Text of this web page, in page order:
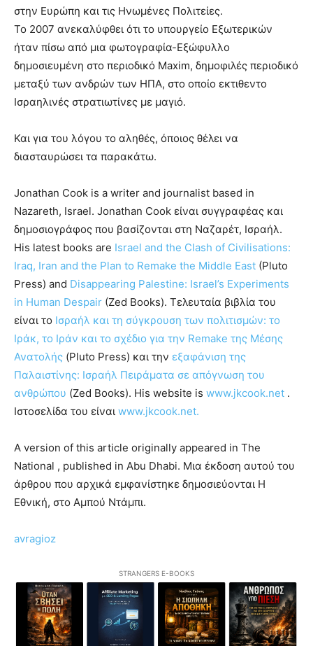
στην Ευρώπη και τις Ηνωμένες Πολιτείες.
Το 2007 ανεκαλύφθει ότι το υπουργείο Εξωτερικών
ήταν πίσω από μια φωτογραφία-Εξώφυλλο
δημοσιευμένη στο περιοδικό Maxim, δημοφιλές περιοδικό
μεταξύ των ανδρών των ΗΠΑ, στο οποίο εκτιθεντο
Ισραηλινές στρατιωτίνες με μαγιό.
Και για του λόγου το αληθές, όποιος θέλει να
διασταυρώσει τα παρακάτω.
Jonathan Cook is a writer and journalist based in
Nazareth, Israel. Jonathan Cook είναι συγγραφέας και
δημοσιογράφος που βασίζονται στη Ναζαρέτ, Ισραήλ.
His latest books are Israel and the Clash of Civilisations:
Iraq, Iran and the Plan to Remake the Middle East (Pluto
Press) and Disappearing Palestine: Israel’s Experiments
in Human Despair (Zed Books). Τελευταία βιβλία του
είναι το Ισραήλ και τη σύγκρουση των πολιτισμών: το
Ιράκ, το Ιράν και το σχέδιο για την Remake της Μέσης
Ανατολής (Pluto Press) και την εξαφάνιση της
Παλαιστίνης: Ισραήλ Πειράματα σε απόγνωση του
ανθρώπου (Zed Books). His website is www.jkcook.net .
Ιστοσελίδα του είναι www.jkcook.net.
A version of this article originally appeared in The
National , published in Abu Dhabi. Μια έκδοση αυτού του
άρθρου που αρχικά εμφανίστηκε δημοσιεύονται Η
Εθνική, στο Αμπού Ντάμπι.
avragioz
STRANGERS E-BOOKS